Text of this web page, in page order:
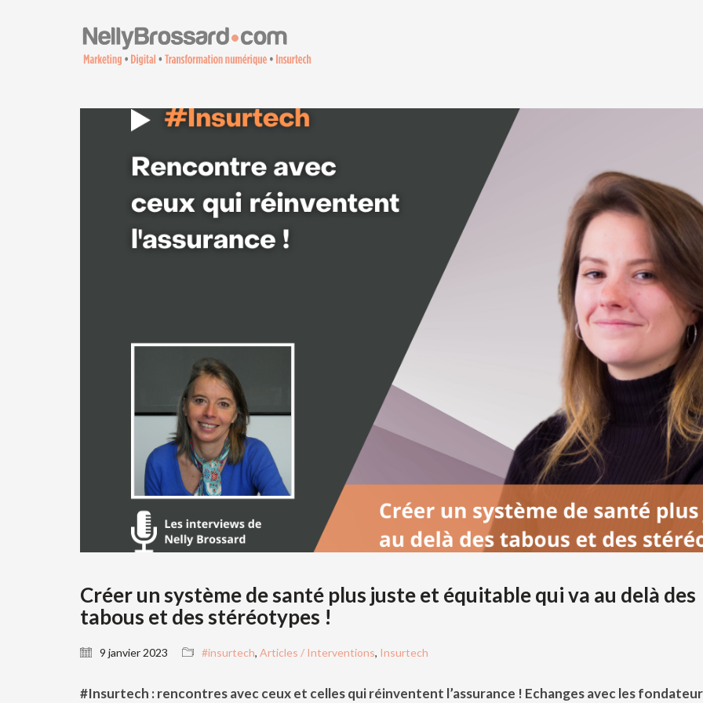
Créer un système de santé plus juste et équitable qui va au delà des
tabous et des stéréotypes !
9 janvier 2023 #insurtech, Articles / Interventions, Insurtech
#Insurtech : rencontres avec ceux et celles qui réinventent l’assurance ! Echanges avec les